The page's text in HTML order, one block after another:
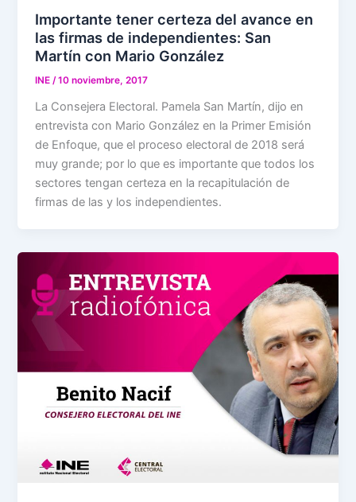
Importante tener certeza del avance en
las firmas de independientes: San
Martín con Mario González
INE/10 noviembre, 2017
La Consejera Electoral. Pamela San Martín, dijo en
entrevista con Mario González en la Primer Emisión
de Enfoque, que el proceso electoral de 2018 será
muy grande; por lo que es importante que todos los
sectores tengan certeza en la recapitulación de
firmas de las y los independientes.